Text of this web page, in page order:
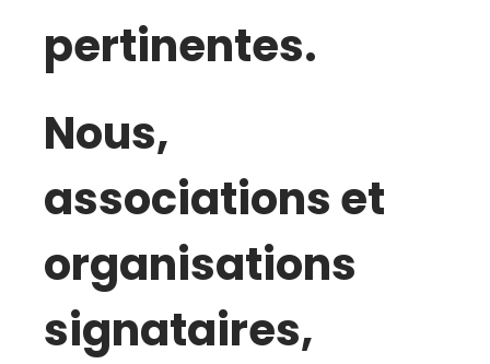
pertinentes.
Nous,
associations et
organisations
signataires,